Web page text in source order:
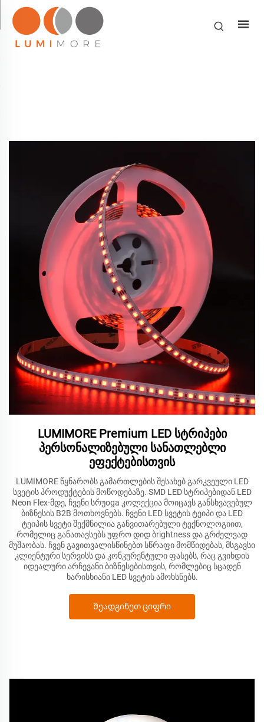
LUMIMORE Premium LED სტრიპები
პერსონალიზებული სანათლებლი
ეფექტებისთვის
LUMIMORE წყნარობს გამართლების შესახებ გარკვეული LED
სვეტის პროდუქტების მოწოდებაზე. SMD LED სტრიპებიდან LED
Neon Flex-მდე, ჩვენი სრუoga კოლექცია მოიცავს განსხვავებულ
ბიზნესის B2B მოთხოვნებს. ჩვენი LED სვეტის ტეიპი და LED
ტეიპის სვეტი შექმნილია განვითარებული ტექნოლოგიით,
რომელიც განათავსებს უფრო დიდ ბrightness და გრძელვად
მუშაობას. ჩვენ გავითვალისწინებთ სწრაფი მომწიდებას, მსგავსი
კლიენტური სერვისს და კონკურენტული ფასებს, რაც გვიხდის
იდეალური არჩევანი ბიზნესებისთვის, რომლებიც სცადენ
ხარისხიანი LED სვეტის ამოხსნებს.
Შეადგინეთ ციფრი